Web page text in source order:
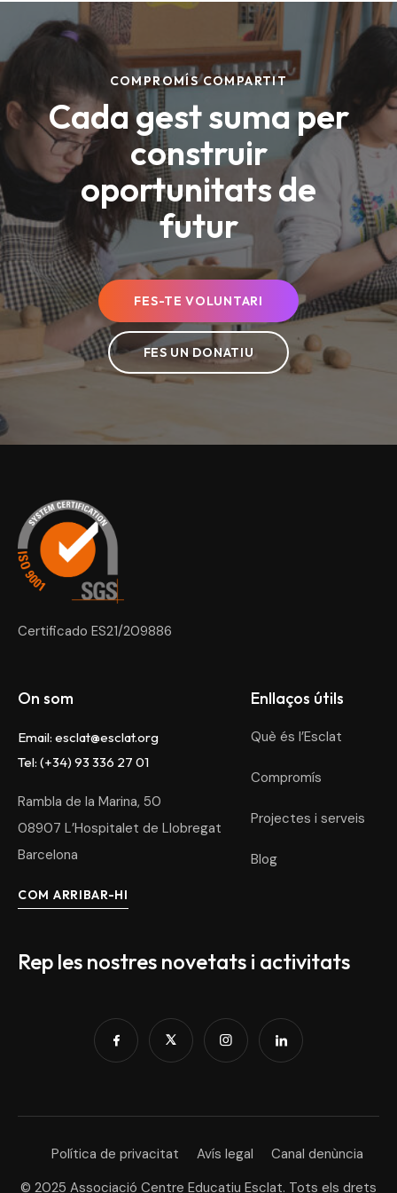
COMPROMÍS COMPARTIT
Cada gest suma per
construir
oportunitats de
futur
FES-TE VOLUNTARI
FES UN DONATIU
Esclat
Certificado ES21/209886
On som
Email: esclat@esclat.org
Tel: (+34) 93 336 27 01
Rambla de la Marina, 50
08907 L’Hospitalet de Llobregat
Barcelona
COM ARRIBAR-HI
Enllaços útils
Què és l’Esclat
Compromís
Projectes i serveis
Blog
Rep les nostres novetats i activitats
© 2025 Associació Centre Educatiu Esclat. Tots els drets
Política de privacitat Avís legal Canal denùncia